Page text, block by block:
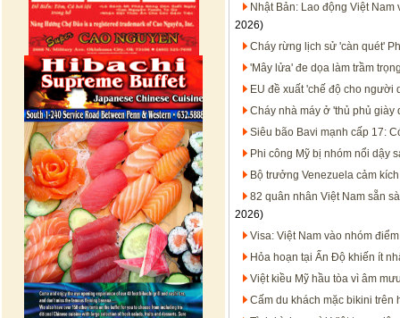
Nhật Bản: Lao động Việt
2026)
Cháy rừng lịch sử 'càn quét'
'Mây lửa' đe dọa làm trầm
EU đề xuất 'chế độ cho người
Cháy nhà máy ở 'thủ phủ
Siêu bão Bavi mạnh cấp 17:
Phi công Mỹ bị nhóm nổi dậy
Bộ trưởng Venezuela cảm
82 quân nhân Việt Nam sẵn
2026)
Visa: Việt Nam vào nhóm
Hỏa hoạn tại Ấn Độ khiến ít
Việt kiều Mỹ hầu tòa vì âm
Cấm du khách mặc bikini trên